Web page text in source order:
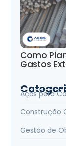
Como
Gastos
Aços para
Construção
Gestão de